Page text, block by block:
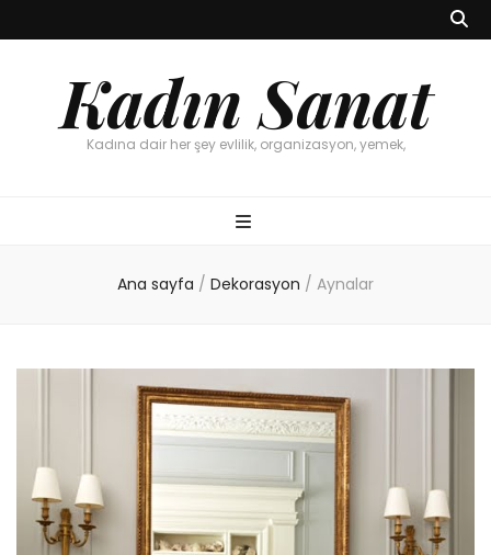
Kadın Sanat
Kadına dair her şey evlilik, organizasyon, yemek,
Ana sayfa / Dekorasyon / Aynalar